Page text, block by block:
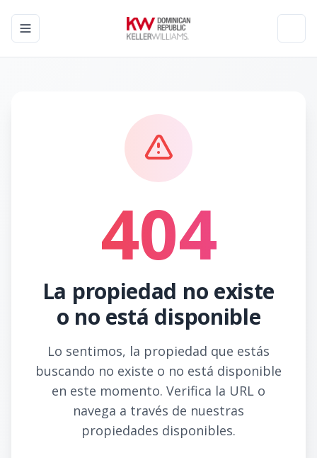
Toggle navigation menu
404
La propiedad no existe
o no está disponible
Lo sentimos, la propiedad que estás
buscando no existe o no está disponible
en este momento. Verifica la URL o
navega a través de nuestras
propiedades disponibles.